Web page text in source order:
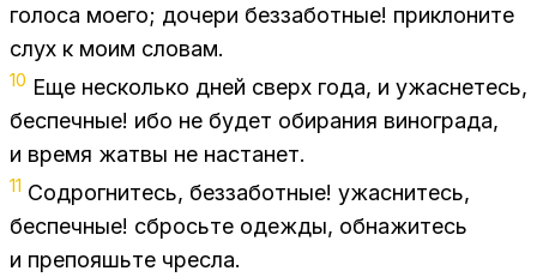
го­ло­са мо­е­го; до­че­ри без­за­бот­ные! при­к­ло­ни­те
слух к моим сло­вам.
10 Еще несколь­ко дней сверх года, и ужас­не­тесь,
бес­печ­ные! ибо не бу­дет оби­ра­ния ви­но­гра­да,
и вре­мя жат­вы не на­ста­нет.
11 Со­дрог­ни­тесь, без­за­бот­ные! ужас­ни­тесь,
бес­печ­ные! сбрось­те одеж­ды, об­на­жи­тесь
и пре­по­яшь­те чрес­ла.